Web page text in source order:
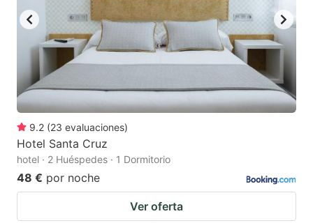
9.2 (23 evaluaciones)
Hotel Santa Cruz
hotel · 2 Huéspedes · 1 Dormitorio
48 € por noche
Ver oferta